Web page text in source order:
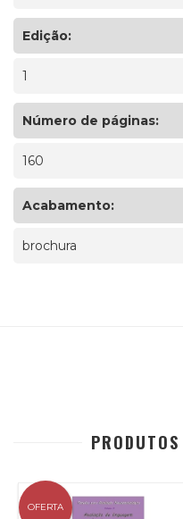
Edição:
1
Número de páginas:
160
Acabamento:
brochura
OFERTA